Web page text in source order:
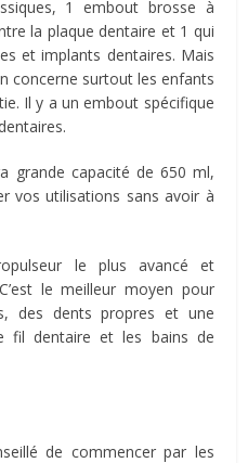
1 embout brosse à
la plaque dentaire et 1 qui
et implants dentaires. Mais
concerne surtout les enfants
Il y a un embout spécifique
grande capacité de 650 ml,
vos utilisations sans avoir à
le plus avancé et
le meilleur moyen pour
des dents propres et une
fil dentaire et les bains de
de commencer par les